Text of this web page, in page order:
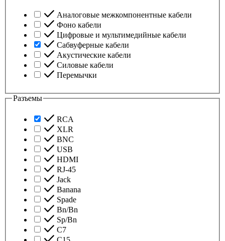
Аналоговые межкомпонентные кабели
Фоно кабели
Цифровые и мультимедийные кабели
Сабвуферные кабели
Акустические кабели
Силовые кабели
Перемычки
Разъемы
RCA
XLR
BNC
USB
HDMI
RJ-45
Jack
Banana
Spade
Bn/Bn
Sp/Bn
С7